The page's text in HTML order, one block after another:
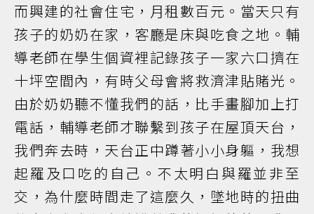
而興建的社會住宅，月租數百元。當天只有
孩子的奶奶在家，客廳是床與吃食之地。輔
導老師在學生個資裡記錄孩子一家六口擠在
十坪空間內，有時父母會將救濟津貼賭光。
由於奶奶聽不懂我們的話，比手畫腳加上打
電話，輔導老師才聯繫到孩子在屋頂天台，
我們奔去時，天台正中蹲著小小身軀，我想
起羅及口吃的自己。不太明白與羅並非至
交，為什麼時間走了這麼久，墜地時的扭曲